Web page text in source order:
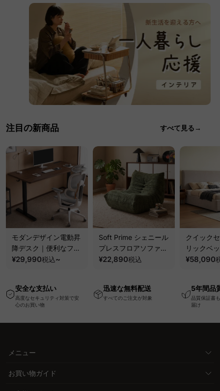
注目の新商品 すべて見る→
モダンデザイン電動昇
降デスク｜便利なフッ
ク・コンセント・
ー機能搭載ワークデス
ク
¥29,990税込~
Soft Prime シェニール
プレスフロアソファ｜
圧縮梱包で搬入しやす
ァ
¥22,890税込
クイック
リックベ
要で組み
¥58,090
安全な支払い
高度なセキュリティ対策で安
心のお買い物
迅速な無料配送
すべてのご注文が対象
5年間品
品質保証書
届け
メニュー
お買い物ガイド